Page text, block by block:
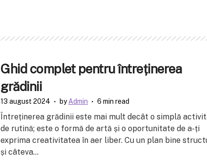
Ghid complet pentru întreținerea
grădinii
13 august 2024 byAdmin 6 min read
Întreținerea grădinii este mai mult decât o simplă
de rutină; este o formă de artă și o oportunitate de a-ți
exprima creativitatea în aer liber. Cu un plan bine
și câteva...